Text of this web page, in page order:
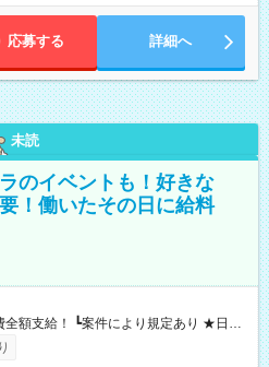
応募する 詳細へ
未読
のイベントも！好きな
！働いたその日に給料
働いたその日に現金GET♪ お仕事後はコ
落とせます！ 【試用期間】試